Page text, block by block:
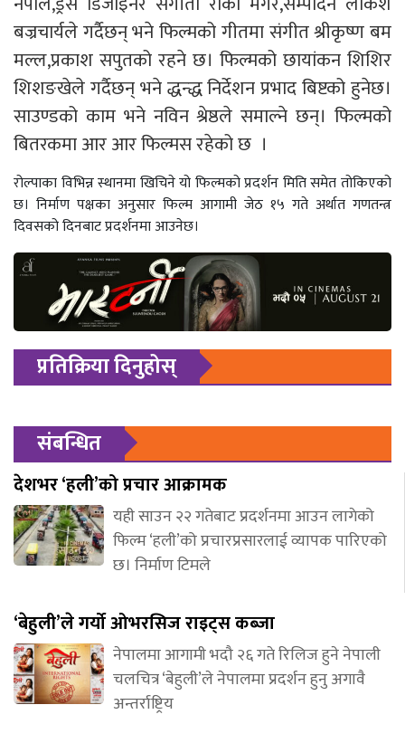
बज्रचार्यले गर्दैछन् भने फिल्मको गीतमा संगीत श्रीकृष्ण बम
मल्ल,प्रकाश सपुतको रहने छ। फिल्मको छायांकन शिशिर
शिशङखेले गर्दैछन् भने द्धन्द्ध निर्देशन प्रभाद बिष्टको हुनेछ।
साउण्डको काम भने नविन श्रेष्ठले समाल्ने छन्। फिल्मको
बितरकमा आर आर फिल्मस रहेको छ ।
रोल्पाका विभिन्न स्थानमा खिचिने यो फिल्मको प्रदर्शन मिति समेत तोकिएको
छ। निर्माण पक्षका अनुसार फिल्म आगामी जेठ १५ गते अर्थात गणतन्त्र
दिवसको दिनबाट प्रदर्शनमा आउनेछ।
प्रतिक्रिया दिनुहोस्
संबन्धित
देशभर ‘हली’को प्रचार आक्रामक
यही साउन २२ गतेबाट प्रदर्शनमा आउन लागेको
फिल्म ‘हली’को प्रचारप्रसारलाई व्यापक पारिएको
छ। निर्माण टिमले
‘बेहुली’ले गर्यो ओभरसिज राइट्स कब्जा
नेपालमा आगामी भदौ २६ गते रिलिज हुने नेपाली
चलचित्र ‘बेहुली’ले नेपालमा प्रदर्शन हुनु अगावै
अन्तर्राष्ट्रिय